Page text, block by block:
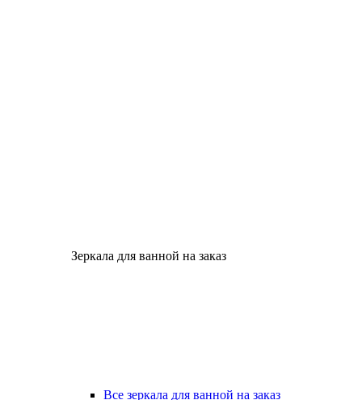
Зеркала для ванной на заказ
Все зеркала для ванной на заказ